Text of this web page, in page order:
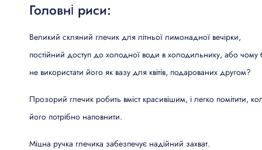
Головні риси:
Великий скляний глечик для літньої лимонадної вечірки,
постійний доступ до холодної води в холодильнику, або чому
не використати його як вазу для квітів, подарованих другом?
Прозорий глечик робить вміст красивішим, і легко помітити,
його потрібно наповнити.
Міцна ручка глечика забезпечує надійний захват.